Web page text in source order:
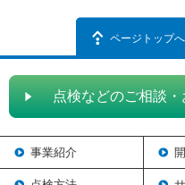
ページトップへ
点検などのご相談
事業紹介